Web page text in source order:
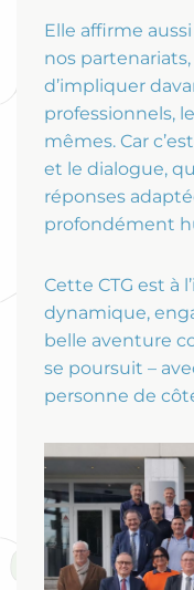
Elle affirme
nos
d’impliquer
professionnels,
mêmes. Car
et le dialogue,
réponses
profondément
Cette CTG est à
dynamique,
belle aventure
se poursuit –
personne de